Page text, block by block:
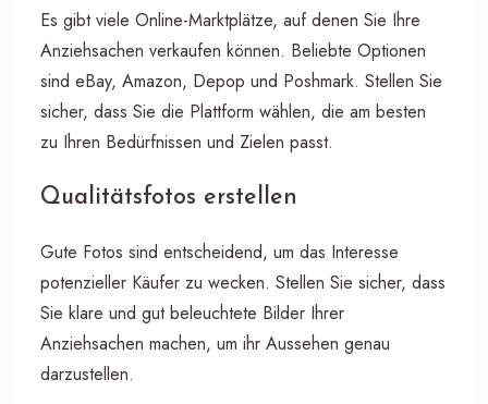
Es gibt viele Online-Marktplätze, auf denen Sie Ihre
Anziehsachen verkaufen können. Beliebte Optionen
sind eBay, Amazon, Depop und Poshmark. Stellen Sie
sicher, dass Sie die Plattform wählen, die am besten
zu Ihren Bedürfnissen und Zielen passt.
Qualitätsfotos erstellen
Gute Fotos sind entscheidend, um das Interesse
potenzieller Käufer zu wecken. Stellen Sie sicher, dass
Sie klare und gut beleuchtete Bilder Ihrer
Anziehsachen machen, um ihr Aussehen genau
darzustellen.